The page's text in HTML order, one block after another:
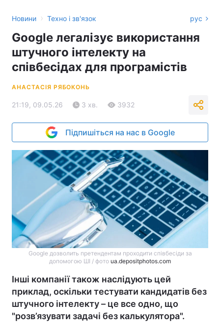
Новини › Техно і зв'язок рус
Google легалізує використання
штучного інтелекту на
співбесідах для програмістів
АНАСТАСІЯ РЯБОКОНЬ
21:19, 09.05.26 3 хв. 3932
Підпишіться на нас в Google
Google дозволить претендентам проходити співбесіди за
допомогою ШІ / фото ua.depositphotos.com
Інші компанії також наслідують цей
приклад, оскільки тестувати кандидатів без
штучного інтелекту – це все одно, що
"розв’язувати задачі без калькулятора".